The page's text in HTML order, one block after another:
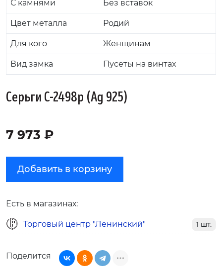
С камнями Без вставок
Цвет металла Родий
Для кого Женщинам
Вид замка Пусеты на винтах
Серьги С-2498р (Ag 925)
7 973 ₽
Добавить в корзину
Есть в магазинах:
Торговый центр "Ленинский" 1 шт.
Поделится